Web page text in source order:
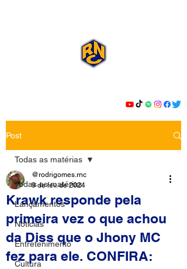
Post
Todas as matérias
Lançamentos
Notícias
Entretenimento
Cultura
Todas as matérias
Krawk responde pela
primeira vez o que achou
da Diss que o Jhony MC
fez para ele. CONFIRA:
@rodrigomes.rnc
9 de fev. de 2024